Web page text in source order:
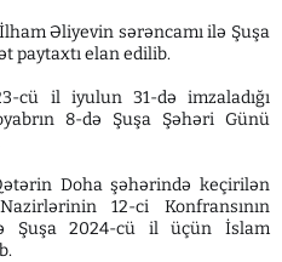
Əliyevin sərəncamı ilə Şuşa
paytaxtı elan edilib.
cü il iyulun 31-də imzaladığı
8-də Şuşa Şəhəri Günü
Doha şəhərində keçirilən
12-ci Konfransının
Şuşa 2024-cü il üçün İslam